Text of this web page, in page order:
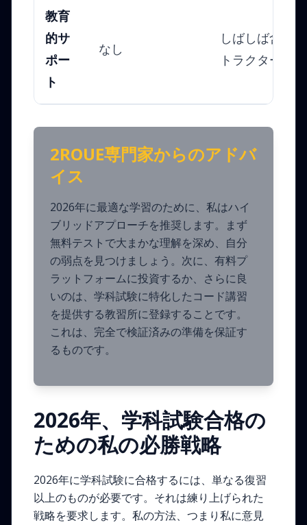
教育
的サ
ポー
ト
なし
しばしば含ま
トラクター、
2ROUE専門家からのアドバ
イス
2026年に最適な学習のために、私はハイ
ブリッドアプローチを推奨します。まず
無料テストで大まかな理解を深め、自分
の弱点を見つけましょう。次に、有料プ
ラットフォームに投資するか、さらに良
いのは、学科試験に特化したコード講習
を提供する教習所に登録することです。
これは、完全で検証済みの準備を保証す
るものです。
2026年、学科試験合格の
ための私の必勝戦略
2026年に学科試験に合格するには、単なる復習
以上のものが必要です。それは練り上げられた
戦略を要求します。私の方法、つまり私に意見